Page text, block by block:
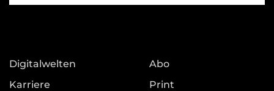
Digitalwelten
Karriere
Abo
Print